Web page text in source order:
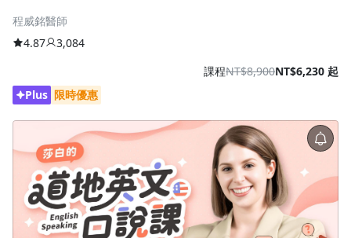
程威銘醫師
4.87
3,084
課程NT$8,900NT$6,230 起
Plus 限時優惠
沒有待播放的清單
去逛逛